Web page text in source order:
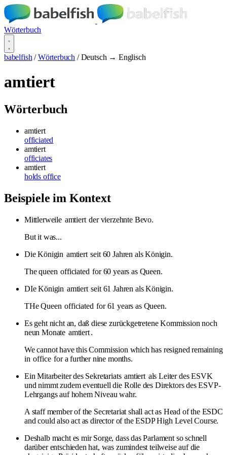
Wörterbuch
babelfish / Wörterbuch / Deutsch → Englisch
amtiert
Wörterbuch
amtiert
officiated
amtiert
officiates
amtiert
holds office
Beispiele im Kontext
Mittlerweile amtiert der vierzehnte Bevo.
But it was...
Die Königin amtiert seit 60 Jahren als Königin.
The queen officiated for 60 years as Queen.
DIe Königin amtiert seit 61 Jahren als Königin.
THe Queen officiated for 61 years as Queen.
Es geht nicht an, daß diese zurückgetretene Kommission noch
neun Monate amtiert.
We cannot have this Commission which has resigned remaining
in office for a further nine months.
Ein Mitarbeiter des Sekretariats amtiert als Leiter des ESVK
und nimmt zudem eventuell die Rolle des Direktors des ESVP-
Lehrgangs auf hohem Niveau wahr.
A staff member of the Secretariat shall act as Head of the ESDC
and could also act as director of the ESDP High Level Course.
Deshalb macht es mir Sorge, dass das Parlament so schnell
darüber entschieden hat, was zumindest teilweise auf die